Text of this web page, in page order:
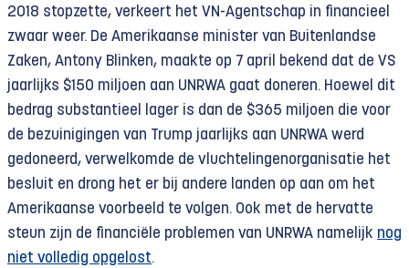
2018 stopzette, verkeert het VN-Agentschap in financieel
zwaar weer. De Amerikaanse minister van Buitenlandse
Zaken, Antony Blinken, maakte op 7 april bekend dat de VS
jaarlijks $150 miljoen aan UNRWA gaat doneren. Hoewel dit
bedrag substantieel lager is dan de $365 miljoen die voor
de bezuinigingen van Trump jaarlijks aan UNRWA werd
gedoneerd, verwelkomde de vluchtelingenorganisatie het
besluit en drong het er bij andere landen op aan om het
Amerikaanse voorbeeld te volgen. Ook met de hervatte
steun zijn de financiële problemen van UNRWA namelijk nog
niet volledig opgelost.